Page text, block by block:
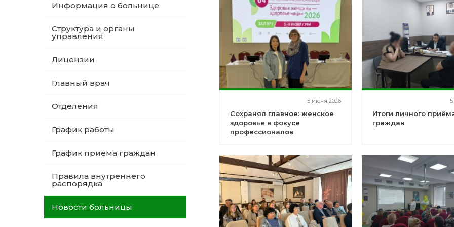
Информация о больнице
Структура и органы
управления
Лицензии
Главный врач
Отделения
График работы
График приема граждан
Правила внутреннего
распорядка
Новости больницы
5 июня 2026
Сохраняя главное: женское
здоровье в фокусе
профессионалов
Итоги личного
граждан